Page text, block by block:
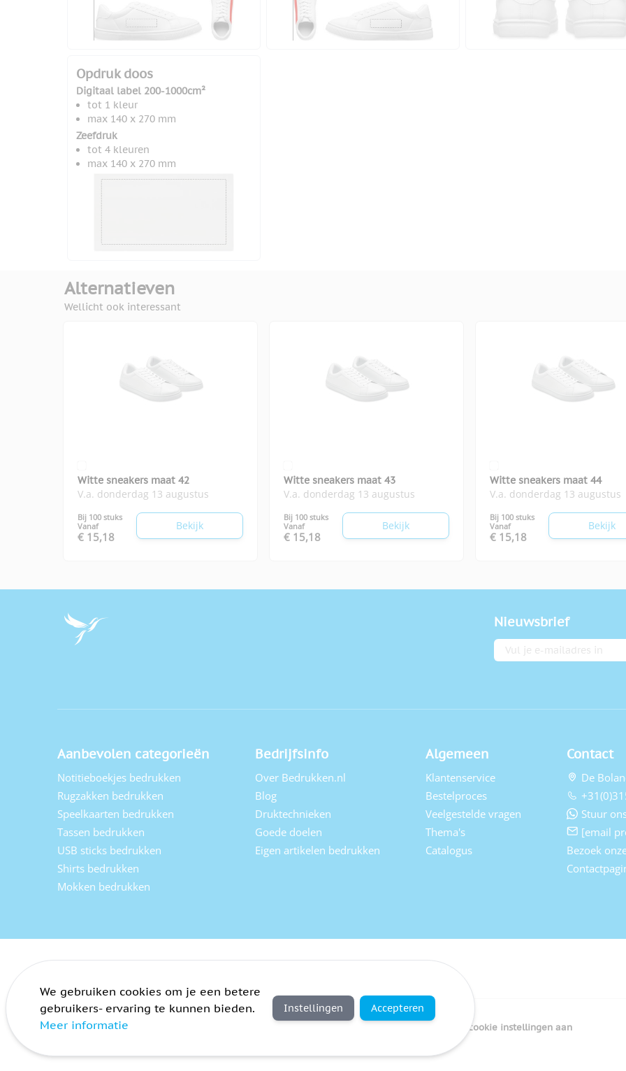
Opdruk doos
Digitaal label 200-1000cm²
tot 1 kleur
max 140 x 270 mm
Zeefdruk
tot 4 kleuren
max 140 x 270 mm
Alternatieven
Wellicht ook interessant
Witte sneakers maat 42
V.a. donderdag 13 augustus
Bij 100 stuks
Vanaf
€ 15,18
Bekijk
Witte sneakers maat 43
V.a. donderdag 13 augustus
Bij 100 stuks
Vanaf
€ 15,18
Bekijk
Witte sneakers maat 44
V.a. donderdag 13 augustus
Bij 100 stuks
Vanaf
€ 15,18
Bekijk
Nieuwsbrief
E-mailadres
Aanbevolen categorieën
Notitieboekjes bedrukken
Rugzakken bedrukken
Speelkaarten bedrukken
Tassen bedrukken
USB sticks bedrukken
Shirts bedrukken
Mokken bedrukken
Bedrijfsinfo
Over Bedrukken.nl
Blog
Druktechnieken
Goede doelen
Eigen artikelen bedrukken
Algemeen
Klantenservice
Bestelproces
Veelgestelde vragen
Thema's
Catalogus
Contact
De
Stuur
[email
Bezoek
Algemene voorwaarden Pas cookie instellingen aan
We gebruiken cookies om je een betere
gebruikers- ervaring te kunnen bieden.
Meer informatie
Instellingen Accepteren